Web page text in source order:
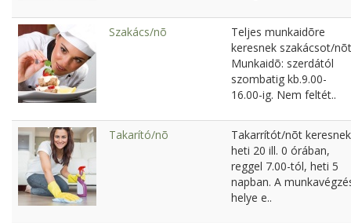
Szakács/nõ
Teljes munkaidõre
keresnek szakácsot/
Munkaidõ: szerdától
szombatig kb.9.00-
16.00-ig. Nem feltét..
Takarító/nõ
Takarrítót/nõt keresnek
heti 20 ill. 0 órában,
reggel 7.00-tól, heti 5
napban. A
helye e..